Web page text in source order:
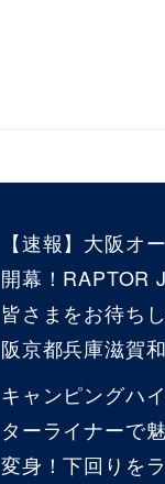
【速報】大阪オ
開幕！RAPTOR
皆さまをお待ち
阪京都兵庫滋賀
キャンピングハ
ターライナーで
変身！下回りを